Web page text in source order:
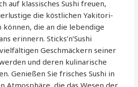
auf klassisches Sushi freuen,
die köstlichen Yakitori-
können, die an die lebendige
erinnern. Sticks’n’Sushi
Geschmäckern seiner
und deren kulinarische
Genießen Sie frisches Sushi in